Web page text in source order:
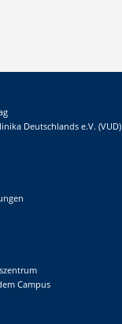
Deutschlands e.V. (VUD)
Campus